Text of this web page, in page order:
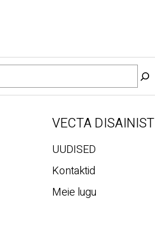
VECTA DISAINIST
UUDISED
Kontaktid
Meie lugu